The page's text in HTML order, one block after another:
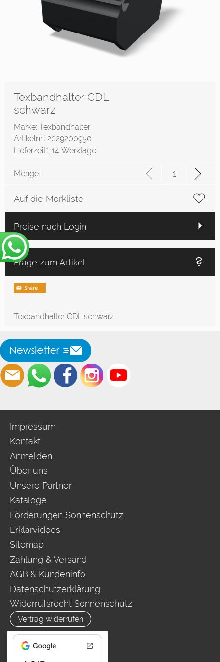
Texbandhalter CDL
schwarz
Marke: Texbandhalter
Artikelnr.: 2029200950
Lieferzeit*: 14 Werktage
Menge:
Auf die Merkliste
Preise nach Login
Frage zum Artikel
Texbandhalter CDL schwarz
Impressum
Kontakt
Anmelden
Über uns
Unsere Partner
Kataloge
Förderungen Sonnenschutz
Erklärvideos
Sitemap
Zahlung & Versand
AGB & Kundeninfo
Datenschutzerklärung
Widerrufsrecht Sonnenschutz
Vertrag widerrufen